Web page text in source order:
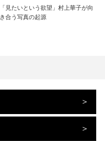
「見たいという欲望」村上華子が向
き合う写真の起源